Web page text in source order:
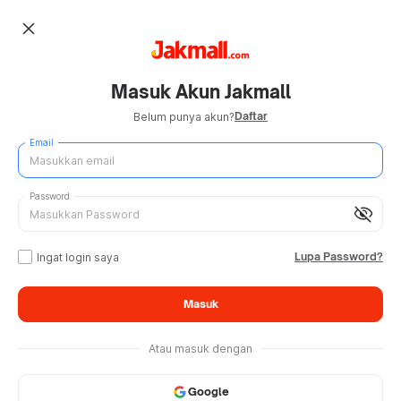
close
Masuk Akun Jakmall
Belum punya akun?Daftar
Email
visibility_off
Password
Ingat login saya Lupa Password?
Masuk
Atau masuk dengan
Google